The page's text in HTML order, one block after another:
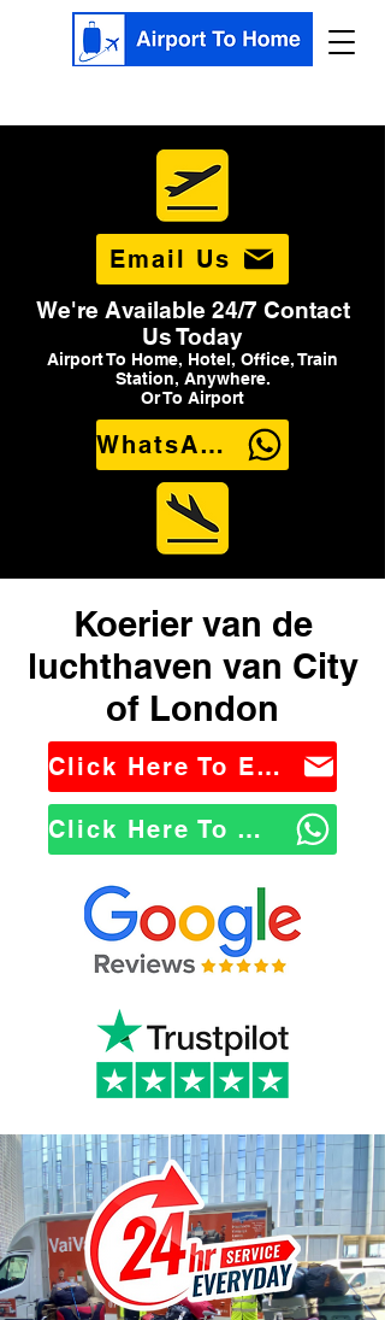
Email Us
We're Available 24/7 Contact
Us Today
Airport To Home, Hotel, Office, Train
Station, Anywhere.
Or To Airport
WhatsApp Us
Koerier van de
luchthaven van City
of London
Click Here To Email Us
Click Here To WhatsApp Us